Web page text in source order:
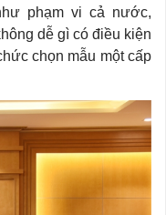
phạm vi cả nước,
dễ gì có điều kiện
chọn mẫu một cấp